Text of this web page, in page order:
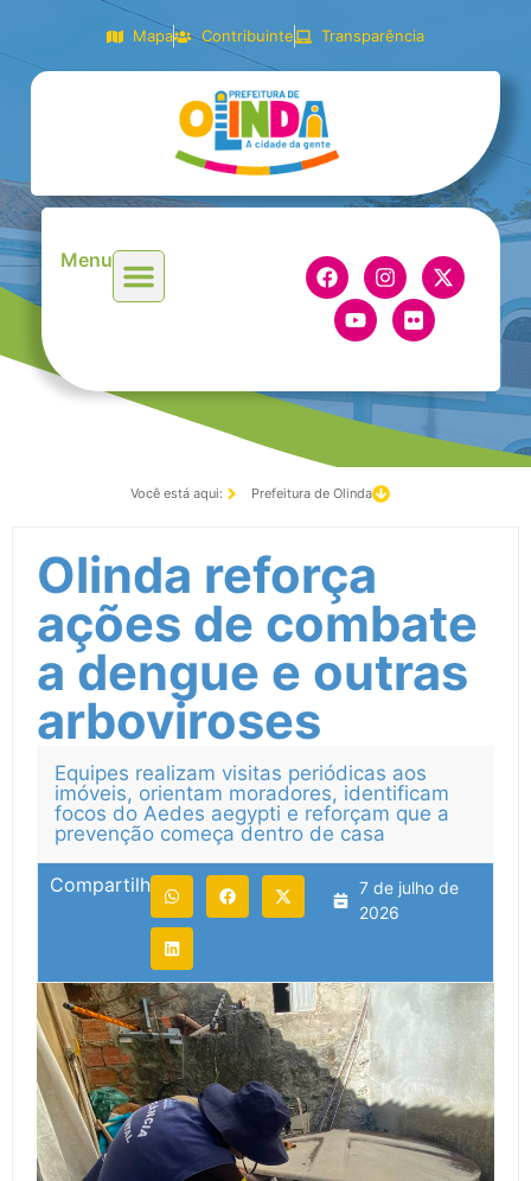
Mapa Contribuinte Transparência
Menu
Você está aqui: Prefeitura de Olinda
Olinda reforça
ações de combate
a dengue e outras
arboviroses
Equipes realizam visitas periódicas aos
imóveis, orientam moradores, identificam
focos do Aedes aegypti e reforçam que a
prevenção começa dentro de casa
Compartilhe:
7 de julho de
2026